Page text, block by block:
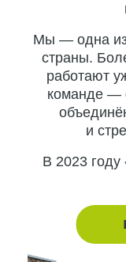
Мы — одна из
страны.
работают
команде —
и
В 2023